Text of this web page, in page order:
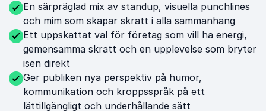
En särpräglad mix av standup, visuella punchlines
och mim som skapar skratt i alla sammanhang
Ett uppskattat val för företag som vill ha energi,
gemensamma skratt och en upplevelse som bryter
isen direkt
Ger publiken nya perspektiv på humor,
kommunikation och kroppsspråk på ett
lättillgängligt och underhållande sätt